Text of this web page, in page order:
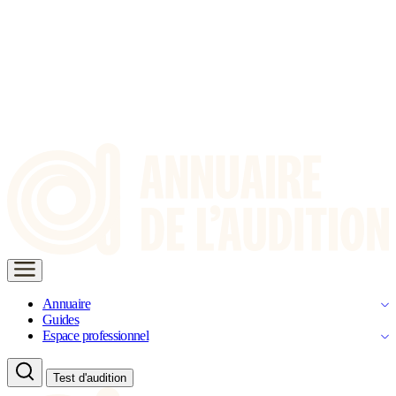
Annuaire
Guides
Espace professionnel
Test d'audition